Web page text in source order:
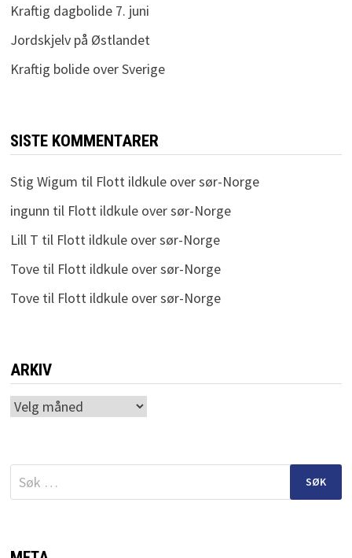
Kraftig dagbolide 7. juni
Jordskjelv på Østlandet
Kraftig bolide over Sverige
SISTE KOMMENTARER
Stig Wigum til Flott ildkule over sør-Norge
ingunn til Flott ildkule over sør-Norge
Lill T til Flott ildkule over sør-Norge
Tovetil Flott ildkule over sør-Norge
Tovetil Flott ildkule over sør-Norge
ARKIV
Arkiv
Søk
etter: